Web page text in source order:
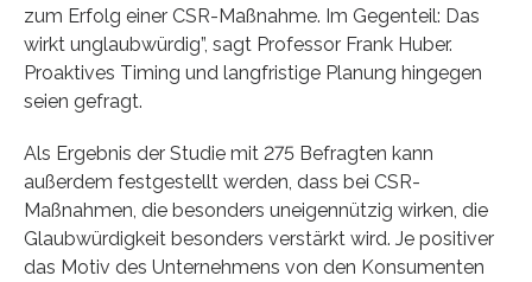
zum Erfolg einer CSR-Maßnahme. Im Gegenteil: Das
wirkt unglaubwürdig”, sagt Professor Frank Huber.
Proaktives Timing und langfristige Planung hingegen
seien gefragt.
Als Ergebnis der Studie mit 275 Befragten kann
außerdem festgestellt werden, dass bei CSR-
Maßnahmen, die besonders uneigennützig wirken, die
Glaubwürdigkeit besonders verstärkt wird. Je positiver
das Motiv des Unternehmens von den Konsumenten